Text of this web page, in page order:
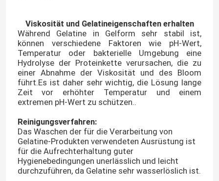
Viskosität und Gelatineigenschaften erhalten
Während Gelatine in Gelform sehr stabil ist,
können verschiedene Faktoren wie pH-Wert,
Temperatur oder bakterielle Umgebung eine
Hydrolyse der Proteinkette verursachen, die zu
einer Abnahme der Viskosität und des Bloom
führt.Es ist daher sehr wichtig, die Lösung lange
Zeit vor erhöhter Temperatur und einem
extremen pH-Wert zu schützen..
Reinigungsverfahren:
Das Waschen der für die Verarbeitung von
Gelatine-Produkten verwendeten Ausrüstung ist
für die Aufrechterhaltung guter
Hygienebedingungen unerlässlich und leicht
durchzuführen, da Gelatine sehr wasserlöslich ist.